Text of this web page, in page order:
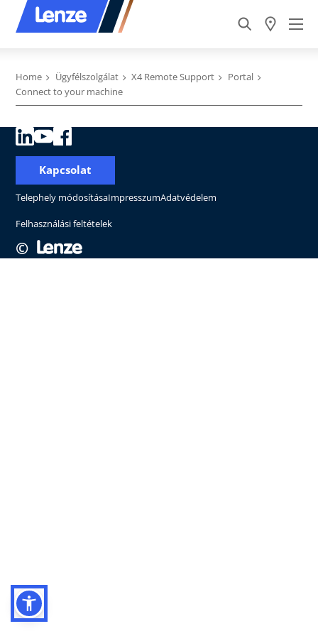
Home Ügyfélszolgálat X4 Remote Support
Portal
Connect to your machine
©
Telephely módosításaImpresszumAdatvédelem
Felhasználási feltételek
Kapcsolat